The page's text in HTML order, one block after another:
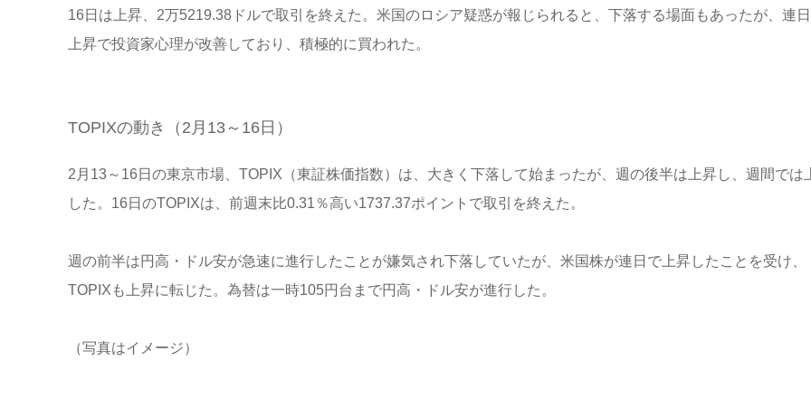
16日は上昇、2万5219.38ドルで取引を終えた。米国のロシア疑惑が報じられると、下落する場面もあったが、連
上昇で投資家心理が改善しており、積極的に買われた。
TOPIXの動き（2月13～16日）
2月13～16日の東京市場、TOPIX（東証株価指数）は、大きく下落して始まったが、週の後半は上昇し、週間では
した。16日のTOPIXは、前週末比0.31％高い1737.37ポイントで取引を終えた。
週の前半は円高・ドル安が急速に進行したことが嫌気され下落していたが、米国株が連日で上昇したことを受け、
TOPIXも上昇に転じた。為替は一時105円台まで円高・ドル安が進行した。
（写真はイメージ）